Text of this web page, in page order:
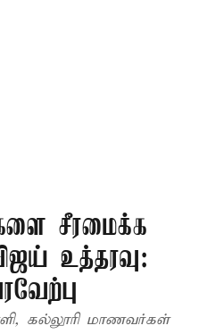
சீரமைக்க
உத்தரவு:
கல்லூரி மாணவர்கள்